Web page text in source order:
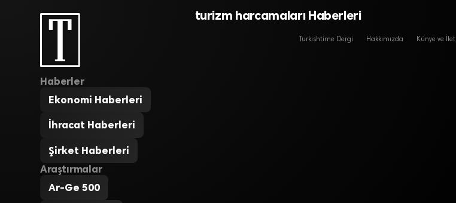
Haberler
Ekonomi Haberleri
İhracat Haberleri
Şirket Haberleri
Araştırmalar
Ar-Ge 500
turizm harcamaları Haberleri
Turkishtime Dergi Hakkımızda Künye ve